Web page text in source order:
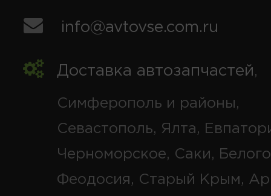
info@avtovse.com.ru
Доставка автозапчастей,
Симферополь и районы,
Севастополь, Ялта,
Черноморское, Саки,
Феодосия, Старый Крым,